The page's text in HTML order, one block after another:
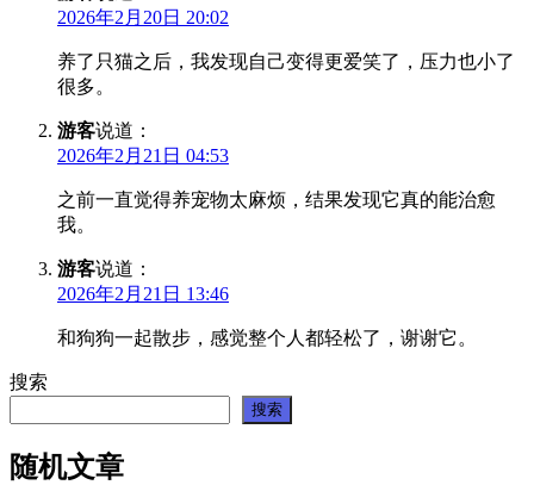
2026年2月20日 20:02
养了只猫之后，我发现自己变得更爱笑了，压力也小了
很多。
游客说道：
2026年2月21日 04:53
之前一直觉得养宠物太麻烦，结果发现它真的能治愈
我。
游客说道：
2026年2月21日 13:46
和狗狗一起散步，感觉整个人都轻松了，谢谢它。
搜索
搜索
随机文章